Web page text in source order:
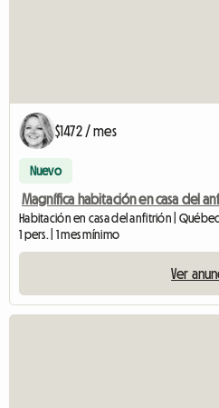
$1472 / mes
Nuevo
Magnífica habitación en casa del
Habitación en casa del anfitrión | Québec
1 pers. | 1 mes mínimo
Ver